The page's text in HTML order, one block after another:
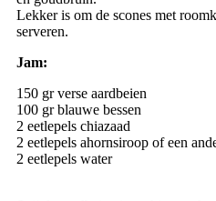
Lekker is om de scones met
serveren.
Jam:
150 gr verse aardbeien
100 gr blauwe bessen
2 eetlepels chiazaad
2 eetlepels ahornsiroop of een
2 eetlepels water